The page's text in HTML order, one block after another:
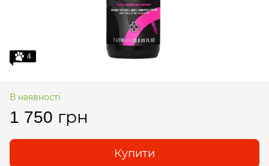
4
В наявності
1 750 грн
Купити